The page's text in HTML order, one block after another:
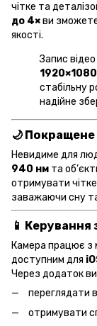
чітке та
до 4×ви
якості.
Запис
стабільну
надійне
🌙 Покращене
Невидиме для
940 нм та
отримувати чітке
заважаючи сну
📱
Камера працює з
доступним для
Через додаток
переглядати
отримувати